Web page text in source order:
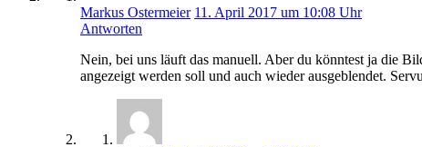
Markus Ostermeier 11. April 2017 um 10:08 Uhr
Antworten
Nein, bei uns läuft das manuell. Aber du könntest ja die
angezeigt werden soll und auch wieder ausgeblendet.